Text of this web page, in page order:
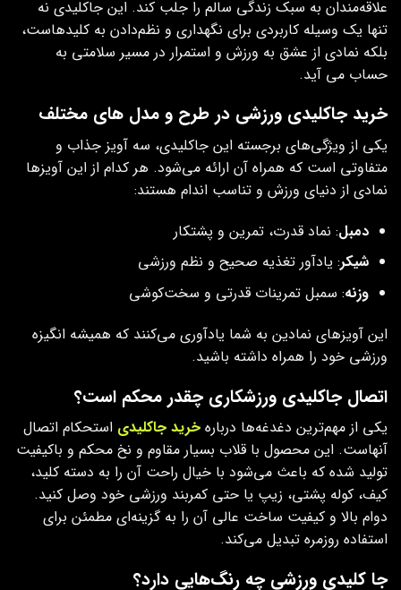
علاقه‌مندان به سبک زندگی سالم را جلب کند. این جاکلیدی نه‌
تنها یک وسیله کاربردی برای نگهداری و نظم‌دادن به کلیدهاست،
بلکه نمادی از عشق به ورزش و استمرار در مسیر سلامتی به‌
حساب می‌ آید.
خرید جاکلیدی ورزشی در طرح و مدل های مختلف
یکی از ویژگی‌های برجسته این جاکلیدی، سه آویز جذاب و
متفاوتی است که همراه آن ارائه می‌شود. هر کدام از این آویزها
نمادی از دنیای ورزش و تناسب اندام هستند:
دمبل: نماد قدرت، تمرین و پشتکار
شیکر: یادآور تغذیه صحیح و نظم ورزشی
وزنه: سمبل تمرینات قدرتی و سخت‌کوشی
این آویزهای نمادین به شما یادآوری می‌کنند که همیشه انگیزه
ورزشی خود را همراه داشته باشید.
اتصال جاکلیدی ورزشکاری چقدر محکم است؟
یکی از مهم‌ترین دغدغه‌ها درباره خرید جاکلیدی‌ استحکام اتصال
آنهاست. این محصول با قلاب بسیار مقاوم و نخ محکم و باکیفیت
تولید شده که باعث می‌شود با خیال راحت آن را به دسته کلید،
کیف، کوله پشتی، زیپ یا حتی کمربند ورزشی خود وصل کنید.
دوام بالا و کیفیت ساخت عالی آن را به گزینه‌ای مطمئن برای
استفاده روزمره تبدیل می‌کند.
جا کلیدی ورزشی چه رنگ‌هایی دارد؟